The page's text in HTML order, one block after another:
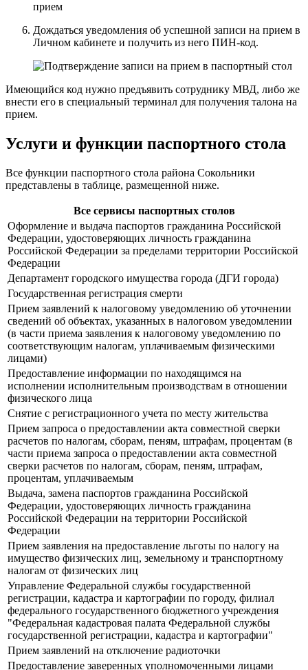
Дождаться уведомления об успешной записи на прием в
Личном кабинете и получить из него ПИН-код.
Имеющийся код нужно предъявить сотруднику МВД, либо же
внести его в специальный терминал для получения талона на
прием.
Услуги и функции паспортного стола
Все функции паспортного стола района Сокольники
представлены в таблице, размещенной ниже.
Все сервисы паспортных столов
Оформление и выдача паспортов гражданина Российской
Федерации, удостоверяющих личность гражданина
Российской Федерации за пределами территории Российской
Федерации
Департамент городского имущества города (ДГИ города)
Государственная регистрация смерти
Прием заявлений к налоговому уведомлению об уточнении
сведений об объектах, указанных в налоговом уведомлении
(в части приема заявления к налоговому уведомлению по
соответствующим налогам, уплачиваемым физическими
лицами)
Предоставление информации по находящимся на
исполнении исполнительным производствам в отношении
физического лица
Снятие с регистрационного учета по месту жительства
Прием запроса о предоставлении акта совместной сверки
расчетов по налогам, сборам, пеням, штрафам, процентам (в
части приема запроса о предоставлении акта совместной
сверки расчетов по налогам, сборам, пеням, штрафам,
процентам, уплачиваемым
Выдача, замена паспортов гражданина Российской
Федерации, удостоверяющих личность гражданина
Российской Федерации на территории Российской
Федерации
Прием заявления на предоставление льготы по налогу на
имущество физических лиц, земельному и транспортному
налогам от физических лиц
Управление Федеральной службы государственной
регистрации, кадастра и картографии по городу, филиал
федерального государственного бюджетного учреждения
"Федеральная кадастровая палата Федеральной службы
государственной регистрации, кадастра и картографии"
Прием заявлений на отключение радиоточки
Предоставление заверенных уполномоченными лицами